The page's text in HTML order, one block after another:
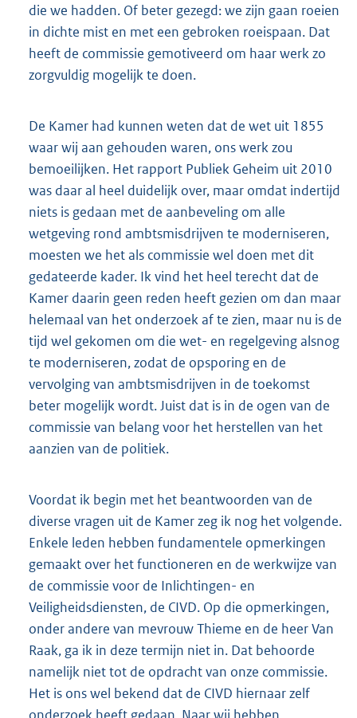
die we hadden. Of beter gezegd: we zijn gaan roeien
in dichte mist en met een gebroken roeispaan. Dat
heeft de commissie gemotiveerd om haar werk zo
zorgvuldig mogelijk te doen.
De Kamer had kunnen weten dat de wet uit 1855
waar wij aan gehouden waren, ons werk zou
bemoeilijken. Het rapport Publiek Geheim uit 2010
was daar al heel duidelijk over, maar omdat indertijd
niets is gedaan met de aanbeveling om alle
wetgeving rond ambtsmisdrijven te moderniseren,
moesten we het als commissie wel doen met dit
gedateerde kader. Ik vind het heel terecht dat de
Kamer daarin geen reden heeft gezien om dan maar
helemaal van het onderzoek af te zien, maar nu is de
tijd wel gekomen om die wet- en regelgeving alsnog
te moderniseren, zodat de opsporing en de
vervolging van ambtsmisdrijven in de toekomst
beter mogelijk wordt. Juist dat is in de ogen van de
commissie van belang voor het herstellen van het
aanzien van de politiek.
Voordat ik begin met het beantwoorden van de
diverse vragen uit de Kamer zeg ik nog het volgende.
Enkele leden hebben fundamentele opmerkingen
gemaakt over het functioneren en de werkwijze van
de commissie voor de Inlichtingen- en
Veiligheidsdiensten, de CIVD. Op die opmerkingen,
onder andere van mevrouw Thieme en de heer Van
Raak, ga ik in deze termijn niet in. Dat behoorde
namelijk niet tot de opdracht van onze commissie.
Het is ons wel bekend dat de CIVD hiernaar zelf